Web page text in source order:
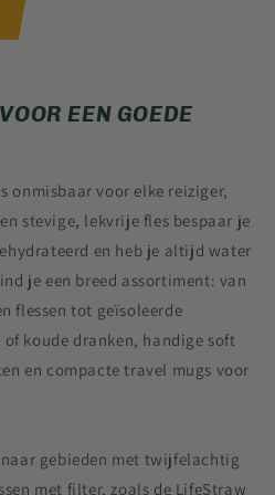
EEN GOEDE
onmisbaar voor elke reiziger,
stevige, lekvrije fles bespaar je
en heb je altijd water
je een breed assortiment: van
flessen tot geïsoleerde
koude dranken, handige soft
en compacte travel mugs voor
gebieden met twijfelachtig
met filter, zoals de LifeStraw